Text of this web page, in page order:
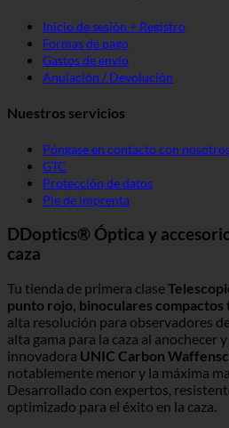
Inicio de sesión + Registro
Formas de pago
Gastos de envío
Anulación / Devolución
Nuestros servicios
Póngase en contacto con
GTC
Protección de datos
Pie de imprenta
DDoptics® Óptica y
caza
Tu tienda de primera clase
punto rojo, binoculares
alta resolución para observadores
alta gama para la caza al anochecer
innovadora UNIC Carbon
notablemente menor y la máxima
Desarrollado con expertos,
optimizado para el éxito en la caza.